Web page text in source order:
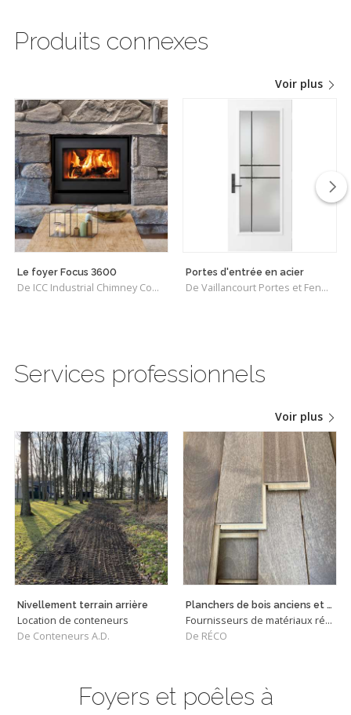
Produits connexes
Voir plus
Le foyer Focus 3600
De ICC Industrial Chimney Company Inc.
Portes d'entrée en acier
De Vaillancourt Portes et Fenêtres
Services professionnels
Voir plus
Nivellement terrain arrière
Location de conteneurs
De Conteneurs A.D.
Planchers de bois anciens et neufs d'occasion
Fournisseurs de matériaux récupérés
De RÉCO
Foyers et poêles à